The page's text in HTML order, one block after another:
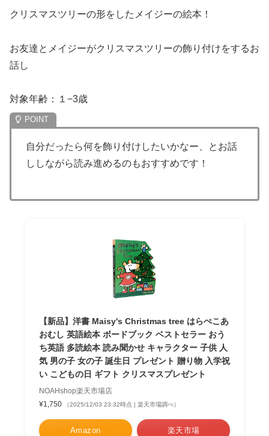
クリスマスツリーの形をしたメイジーの絵本！
お友達とメイジーがクリスマスツリーの飾り付けをするお
話し
対象年齢：１−3歳
自分だったら何を飾り付けしたいかなー、とお話
ししながら読み進めるのもおすすめです！
【新品】洋書 Maisy's Christmas tree はらぺこあ
おむし 英語絵本 ボードブック ベストセラー おう
ち英語 多読絵本 読み聞かせ キャラクター 子供 人
気 男の子 女の子 誕生日 プレゼント 贈り物 入学祝
い こどもの日 ギフト クリスマスプレゼント
NOAHshop楽天市場店
¥1,750
（2025/12/03 23:32時点 | 楽天市場調べ）
Amazon 楽天市場